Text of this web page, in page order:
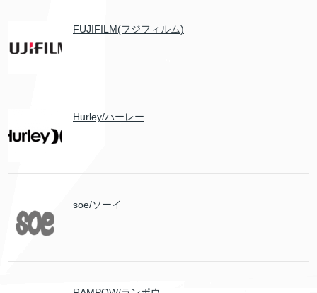
FUJIFILM(フジフィルム)
Hurley/ハーレー
soe/ソーイ